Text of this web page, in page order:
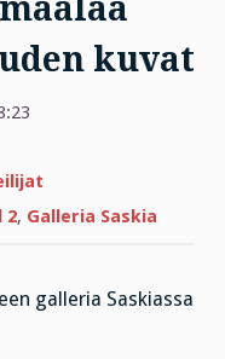
kuvat
2, Galleria Saskia
galleria Saskiassa